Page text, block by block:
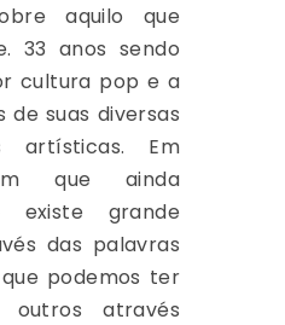
aquilo que
33 anos sendo
cultura pop e a
suas diversas
artísticas. Em
que ainda
existe grande
das palavras
podemos ter
através